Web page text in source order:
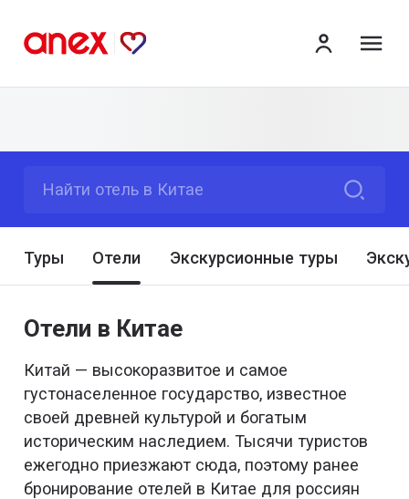
Найти отель в Китае
Туры Отели Экскурсионные туры
Отели в Китае
Китай — высокоразвитое и самое
густонаселенное государство, известное
своей древней культурой и богатым
историческим наследием. Тысячи туристов
ежегодно приезжают сюда, поэтому ранее
бронирование отелей в Китае для россиян